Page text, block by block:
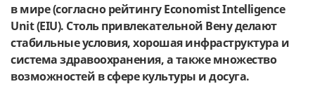
в мире (согласно рейтингу Economist Intelligence
Unit (EIU). Столь привлекательной Вену делают
стабильные условия, хорошая инфраструктура и
система здравоохранения, а также множество
возможностей в сфере культуры и досуга.